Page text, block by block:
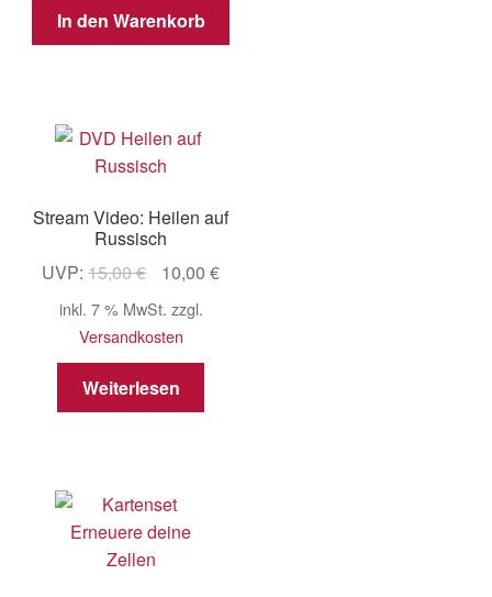
In den Warenkorb
Stream Video: Heilen auf
Russisch
UVP: 15,00€
Ursprünglicher
Preis
war:
10,00€Aktueller
inkl. 7 % MwSt. zzgl.
Versandkosten
Weiterlesen